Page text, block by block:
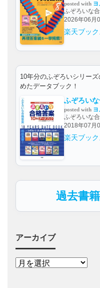
posted with ヨ
ふぞろいな
2026年06月
楽天ブック
10年分のふぞろいシリー
めたデータブック！
ふぞろい
posted with ヨ
ふぞろいな
2018年07月
楽天ブック
過去書
アーカイブ